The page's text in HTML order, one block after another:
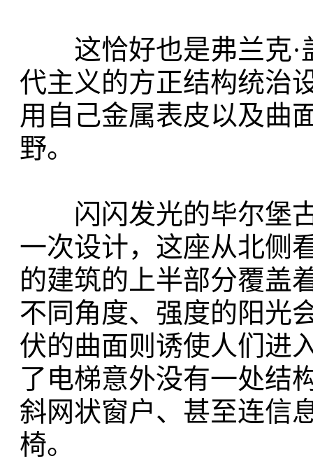
这恰好也是弗兰克·
代主义的方正结构统治
用自己金属表皮以及曲
野。
闪闪发光的毕尔堡古
一次设计，这座从北侧
的建筑的上半部分覆盖
不同角度、强度的阳光
伏的曲面则诱使人们进
了电梯意外没有一处结
斜网状窗户、甚至连信
椅。